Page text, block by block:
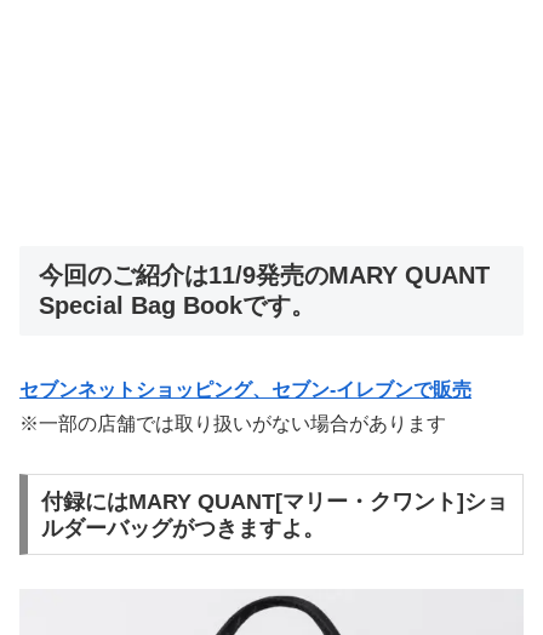
今回のご紹介は11/9発売のMARY QUANT
Special Bag Bookです。
セブンネットショッピング、セブン‐イレブンで販売
※一部の店舗では取り扱いがない場合があります
付録にはMARY QUANT[マリー・クワント]ショ
ルダーバッグがつきますよ。